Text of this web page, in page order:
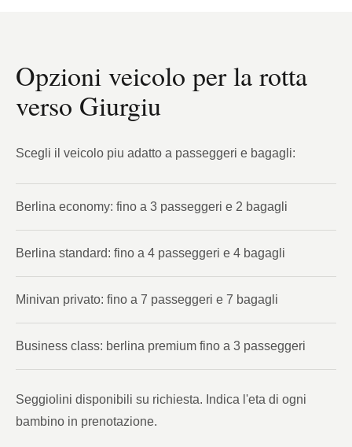
Opzioni veicolo per la rotta
verso Giurgiu
Scegli il veicolo piu adatto a passeggeri e bagagli:
Berlina economy: fino a 3 passeggeri e 2 bagagli
Berlina standard: fino a 4 passeggeri e 4 bagagli
Minivan privato: fino a 7 passeggeri e 7 bagagli
Business class: berlina premium fino a 3 passeggeri
Seggiolini disponibili su richiesta. Indica l'eta di ogni
bambino in prenotazione.